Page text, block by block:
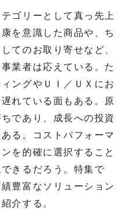
ゴリーとして真っ先上
を意識した商品や、ち
てのお取り寄せなど、
業者は応えている。た
ングやＵＩ／ＵＸにお
れている面もある。原
であり、成長への投資
る。コストパフォーマ
を的確に選択すること
きるだろう。特集で
豊富なソリューション
介する。